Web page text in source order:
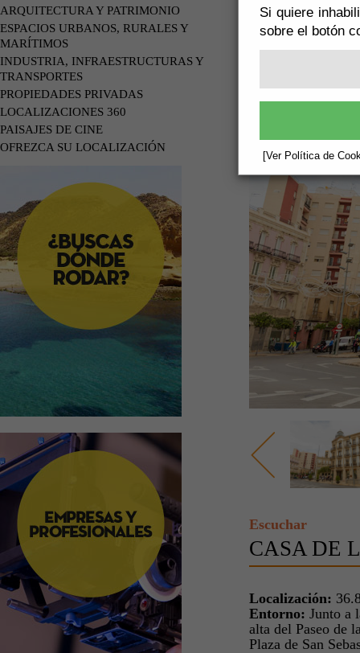
Si quiere
sobre el botón
[Ver Política de
ARQUITECTURA Y PATRIMONIO
ESPACIOS URBANOS, RURALES Y
MARÍTIMOS
INDUSTRIA, INFRAESTRUCTURAS Y
TRANSPORTES
PROPIEDADES PRIVADAS
LOCALIZACIONES 360
PAISAJES DE CINE
OFREZCA SU LOCALIZACIÓN
Escuchar
CASA DE
Localización:
Entorno: Junto a
alta del Paseo de
Plaza de San